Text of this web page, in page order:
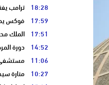
18:28 ترامب
17:59 فوكس
17:51 الملك
14:52 دورة
11:06 مستشفى
10:27 منارة